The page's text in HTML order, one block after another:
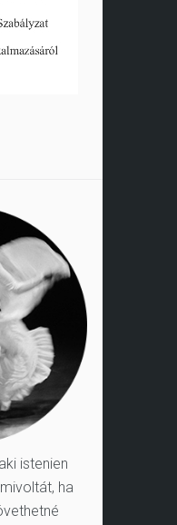
istenien
ha